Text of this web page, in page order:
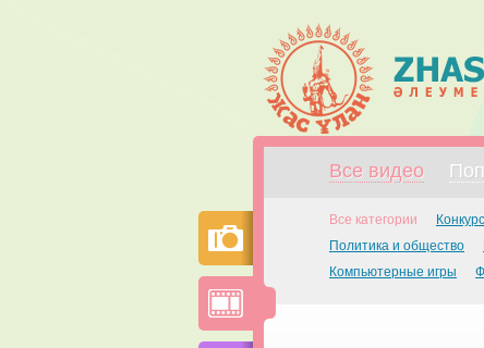
Все видео
Все категории
Политика и общество
Компьютерные игры